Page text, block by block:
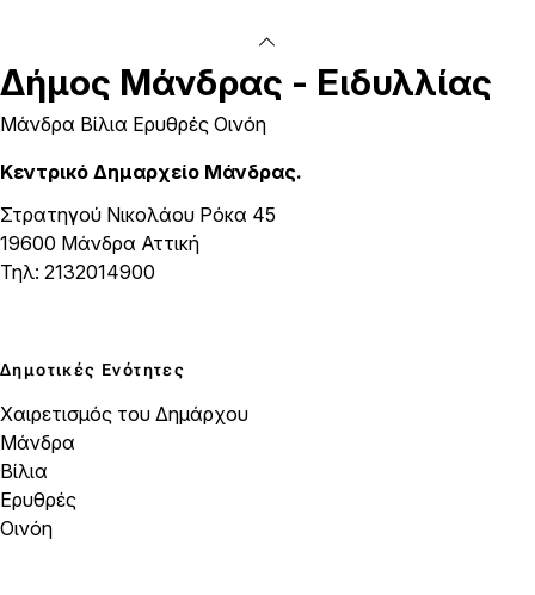
Δήμος Μάνδρας - Ειδυλλίας
Μάνδρα Βίλια Ερυθρές Οινόη
Κεντρικό Δημαρχείο Μάνδρας.
Στρατηγού Νικολάου Ρόκα 45
19600 Μάνδρα Αττική
Τηλ: 2132014900
Δημοτικές Ενότητες
Χαιρετισμός του Δημάρχου
Μάνδρα
Βίλια
Ερυθρές
Οινόη